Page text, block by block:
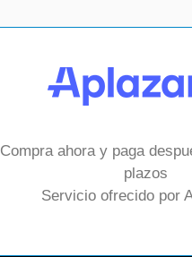
Compra ahora y paga
plazos
Servicio ofrecido por